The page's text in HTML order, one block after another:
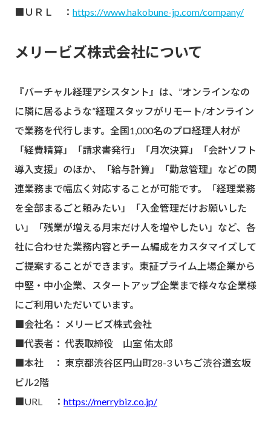
■ＵＲＬ ： https://www.hakobune-jp.com/company/
メリービズ株式会社について
『バーチャル経理アシスタント』は、”オンラインなの
に隣に居るような”経理スタッフがリモート/オンライン
で業務を代行します。全国1,000名のプロ経理人材が
「経費精算」「請求書発行」「月次決算」「会計ソフト
導入支援」のほか、「給与計算」「勤怠管理」などの関
連業務まで幅広く対応することが可能です。「経理業務
を全部まるごと頼みたい」「入金管理だけお願いした
い」「残業が増える月末だけ人を増やしたい」など、各
社に合わせた業務内容とチーム編成をカスタマイズして
ご提案することができます。東証プライム上場企業から
中堅・中小企業、スタートアップ企業まで様々な企業様
にご利用いただいています。
■会社名： メリービズ株式会社
■代表者： 代表取締役 山室 佑太郎
■本社 ： 東京都渋谷区円山町28-3 いちご渋谷道玄坂
ビル2階
■URL ： https://merrybiz.co.jp/